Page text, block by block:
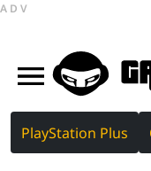
ADV
PlayStation Plus